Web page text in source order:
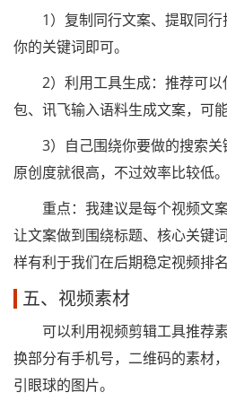
1）复制同行文案、提取同行
你的关键词即可。
2）利用工具生成：推荐可以
包、讯飞输入语料生成文案，可
3）自己围绕你要做的搜索关
原创度就很高，不过效率比较低。
重点：我建议是每个视频文案
让文案做到围绕标题、核心关键
样有利于我们在后期稳定视频排名
五、视频素材
可以利用视频剪辑工具推荐
换部分有手机号，二维码的素材
引眼球的图片。